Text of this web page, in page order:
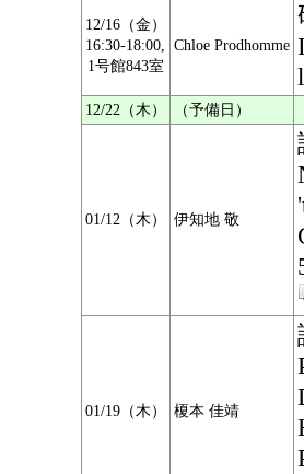
12/16（金）
16:30-18:00,
1号館843室
Chloe Prodhomme
12/22（木） （予備日）
01/12（木） 伊知地 敬
01/19（木） 榎本 佳靖